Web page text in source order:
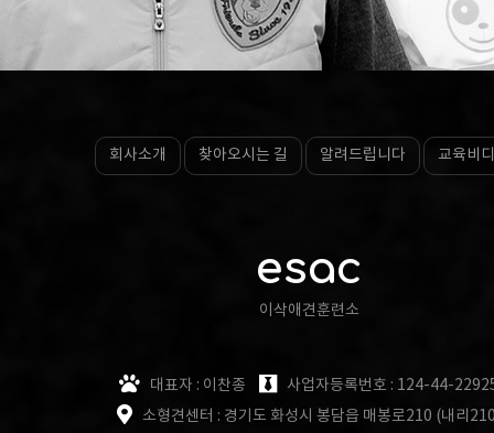
회사소개 찾아오시는 길 알려드립니다 교육비
esac
이삭애견훈련소
대표자 : 이찬종
사업자등록번호 : 124-44-
소형견센터 : 경기도 화성시 봉담읍 매봉로210 (내리